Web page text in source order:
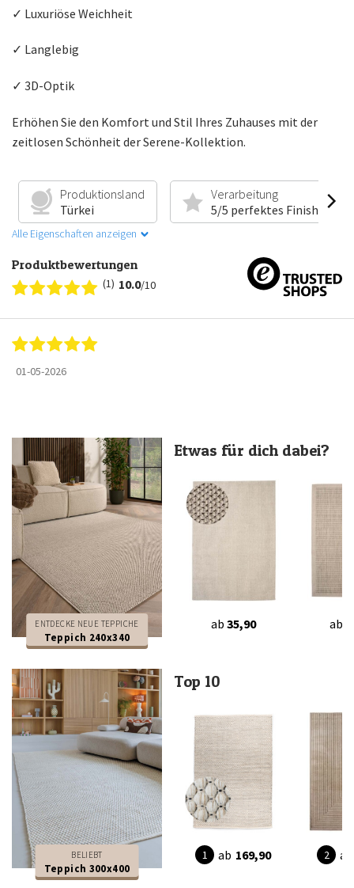
✓ Luxuriöse Weichheit
✓ Langlebig
✓ 3D-Optik
Erhöhen Sie den Komfort und Stil Ihres Zuhauses mit der
zeitlosen Schönheit der Serene-Kollektion.
Produktionsland
Türkei
Verarbeitung
5/5 perfektes Finish
Alle Eigenschaften anzeigen
Produktbewertungen
(1) 10.0/10
01-05-2026
ENTDECKE NEUE TEPPICHE
Teppich 240x340
Etwas für dich dabei?
ab 35,90 ab
BELIEBT
Teppich 300x400
Top 10
ab 169,90 ab